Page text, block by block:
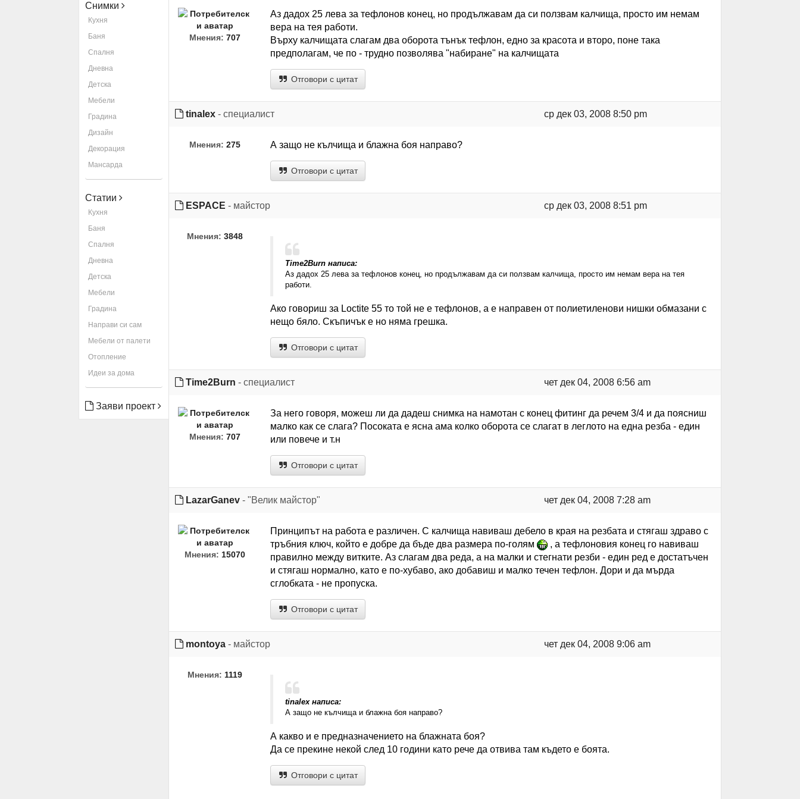
Снимки
Кухня
Баня
Спалня
Дневна
Детска
Мебели
Градина
Дизайн
Декорация
Мансарда
Статии
Кухня
Баня
Спалня
Дневна
Детска
Мебели
Градина
Направи си сам
Мебели от палети
Отопление
Идеи за дома
Заяви проект
Мнения: 707
Аз дадох 25 лева за тефлонов конец, но продължавам да си ползвам калчища, просто им немам
вера на тея работи.
Върху калчищата слагам два оборота тънък тефлон, едно за красота и второ, поне така
предполагам, че по - трудно позволява "набиране" на калчищата
Отговори с цитат
tinalex - специалист ср дек 03, 2008 8:50 pm
Мнения: 275 А защо не кълчища и блажна боя направо?
Отговори с цитат
ESPACE - майстор ср дек 03, 2008 8:51 pm
Мнения: 3848
Time2Burn написа:
Аз дадох 25 лева за тефлонов конец, но продължавам да си ползвам калчища, просто им немам вера на тея
работи.
Ако говориш за Loctitе 55 то той не е тефлонов, а е направен от полиетиленови нишки обмазани с
нещо бяло. Скъпичък е но няма грешка.
Отговори с цитат
Time2Burn - специалист чет дек 04, 2008 6:56 am
Мнения: 707
За него говоря, можеш ли да дадеш снимка на намотан с конец фитинг да речем 3/4 и да поясниш
малко как се слага? Посоката е ясна ама колко оборота се слагат в леглото на една резба - един
или повече и т.н
Отговори с цитат
LazarGanev - "Велик майстор" чет дек 04, 2008 7:28 am
Мнения: 15070
Принципът на работа е различен. С калчища навиваш дебело в края на резбата и стягаш здраво с
тръбния ключ, който е добре да бъде два размера по-голям
, а тефлоновия конец го навиваш
правилно между витките. Аз слагам два реда, а на малки и стегнати резби - един ред е достатъчен
и стягаш нормално, като е по-хубаво, ако добавиш и малко течен тефлон. Дори и да мърда
сглобката - не пропуска.
Отговори с цитат
montoya - майстор чет дек 04, 2008 9:06 am
Мнения: 1119
tinalex написа:
А защо не кълчища и блажна боя направо?
А какво и е предназначението на блажната боя?
Да се прекине некой след 10 години като рече да отвива там където е боята.
Отговори с цитат